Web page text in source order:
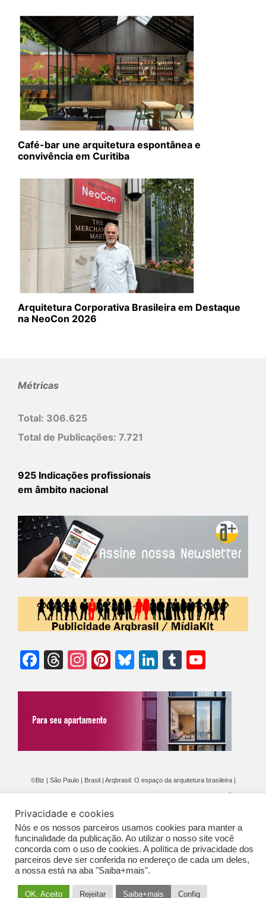
Café-bar une arquitetura espontânea e
convivência em Curitiba
Arquitetura Corporativa Brasileira em Destaque
na NeoCon 2026
Métricas
Total: 306.625
Total de Publicações: 7.721
925 Indicações profissionais
em âmbito nacional
Facebook
Threads
Instagram
Pinterest
Bluesky
LinkedIn
Tumblr
©Biz | São Paulo | Brasil | Arqbrasil: O espaço da arquitetura brasileira |
GERAIS DE PUBLICAÇÃO (CGP
Privacidade e cookies
Nós e os nossos parceiros usamos cookies para manter a
funcinalidade da publicação. Ao utilizar o nosso site você
concorda com o uso de cookies. A política de privacidade dos
parceiros deve ser conferida no endereço de cada um deles,
a nossa está na aba "Saiba+mais".
OK. Aceito Rejeitar Saiba+mais Config